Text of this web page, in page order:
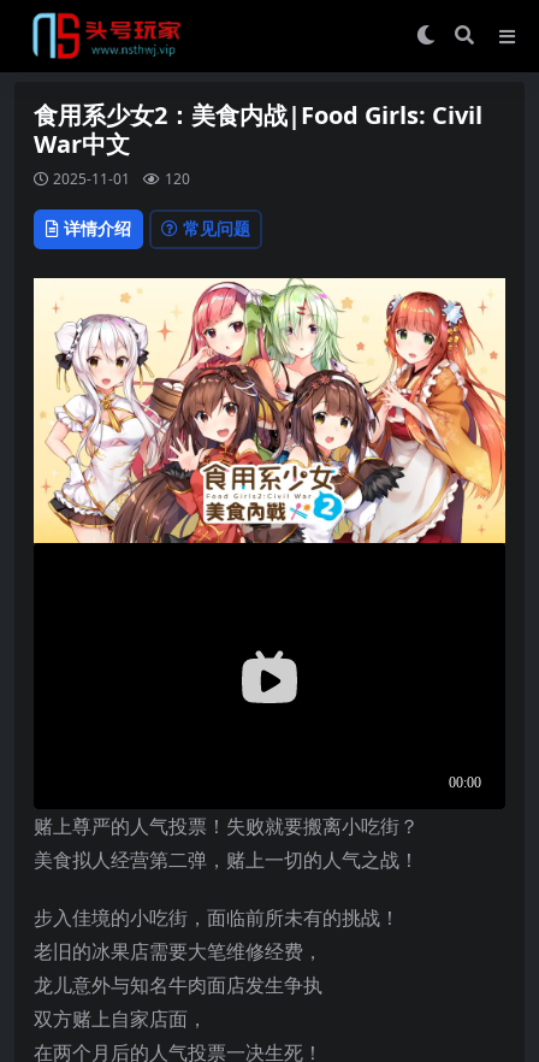
食用系少女2：美食内战|Food Girls: Civil
War中文
2025-11-01 120
详情介绍 常见问题
赌上尊严的人气投票！失败就要搬离小吃街？
美食拟人经营第二弹，赌上一切的人气之战！
步入佳境的小吃街，面临前所未有的挑战！
老旧的冰果店需要大笔维修经费，
龙儿意外与知名牛肉面店发生争执
双方赌上自家店面，
在两个月后的人气投票一决生死！